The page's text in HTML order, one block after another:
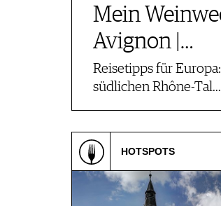
Mein
Avignon |…
Reisetipps für
südlichen Rhône-Tal…
HOTSPOTS